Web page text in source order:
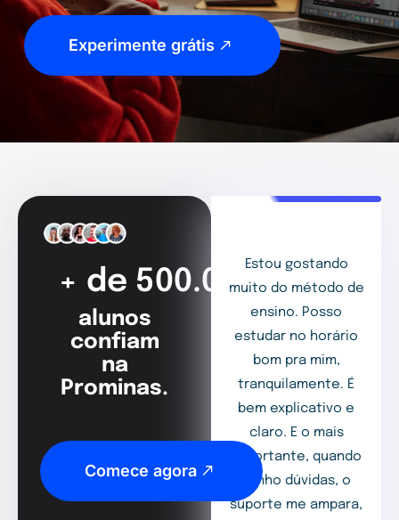
Experimente grátis
+ de 500.000
alunos
confiam
na
Prominas.
Comece agora
Estou gostando
muito do método de
ensino. Posso
estudar no horário
bom pra mim,
tranquilamente. É
bem explicativo e
claro. E o mais
importante, quando
tenho dúvidas, o
suporte me ampara,